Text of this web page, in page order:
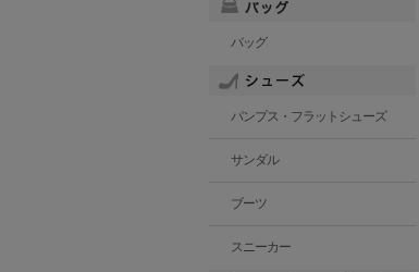
バッグ
パンプス・フラットシューズ
サンダル
ブーツ
スニーカー